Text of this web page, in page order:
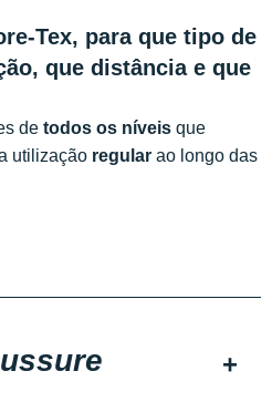
Tex, para que tipo de
que distância e que
de todos os níveis que
utilização regular ao longo das